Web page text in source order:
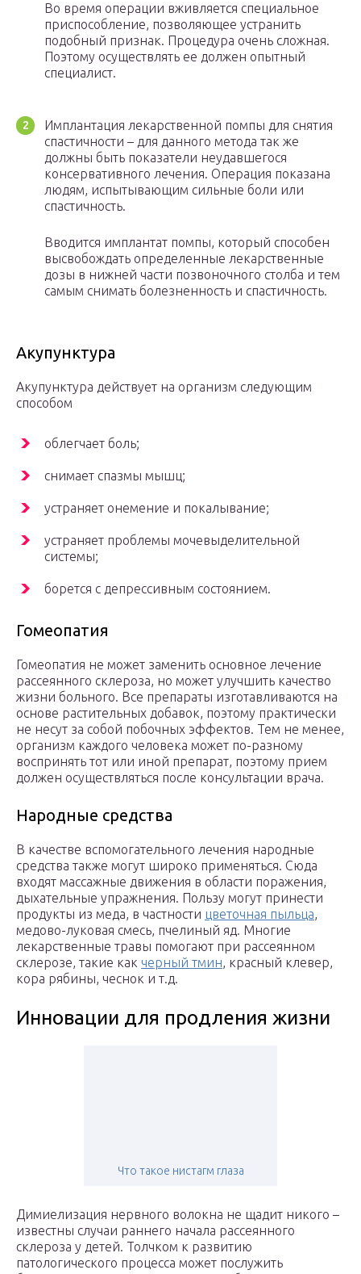
Во время операции вживляется специальное
приспособление, позволяющее устранить
подобный признак. Процедура очень сложная.
Поэтому осуществлять ее должен опытный
специалист.
Имплантация лекарственной помпы для снятия
спастичности – для данного метода так же
должны быть показатели неудавшегося
консервативного лечения. Операция показана
людям, испытывающим сильные боли или
спастичность.
Вводится имплантат помпы, который способен
высвобождать определенные лекарственные
дозы в нижней части позвоночного столба и тем
самым снимать болезненность и спастичность.
Акупунктура
Акупунктура действует на организм следующим
способом
облегчает боль;
снимает спазмы мышц;
устраняет онемение и покалывание;
устраняет проблемы мочевыделительной
системы;
борется с депрессивным состоянием.
Гомеопатия
Гомеопатия не может заменить основное лечение
рассеянного склероза, но может улучшить качество
жизни больного. Все препараты изготавливаются на
основе растительных добавок, поэтому практически
не несут за собой побочных эффектов. Тем не менее,
организм каждого человека может по-разному
воспринять тот или иной препарат, поэтому прием
должен осуществляться после консультации врача.
Народные средства
В качестве вспомогательного лечения народные
средства также могут широко применяться. Сюда
входят массажные движения в области поражения,
дыхательные упражнения. Пользу могут принести
продукты из меда, в частности цветочная пыльца,
медово-луковая смесь, пчелиный яд. Многие
лекарственные травы помогают при рассеянном
склерозе, такие как черный тмин, красный клевер,
кора рябины, чеснок и т.д.
Инновации для продления жизни
Что такое нистагм глаза
Димиелизация нервного волокна не щадит никого –
известны случаи раннего начала рассеянного
склероза у детей. Толчком к развитию
патологического процесса может послужить